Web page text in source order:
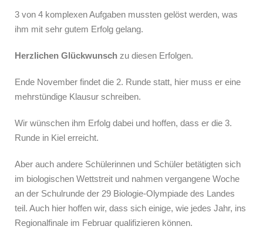
3 von 4 komplexen Aufgaben mussten gelöst werden, was
ihm mit sehr gutem Erfolg gelang.
Herzlichen Glückwunsch zu diesen Erfolgen.
Ende November findet die 2. Runde statt, hier muss er eine
mehrstündige Klausur schreiben.
Wir wünschen ihm Erfolg dabei und hoffen, dass er die 3.
Runde in Kiel erreicht.
Aber auch andere Schülerinnen und Schüler betätigten sich
im biologischen Wettstreit und nahmen vergangene Woche
an der Schulrunde der 29 Biologie-Olympiade des Landes
teil. Auch hier hoffen wir, dass sich einige, wie jedes Jahr, ins
Regionalfinale im Februar qualifizieren können.